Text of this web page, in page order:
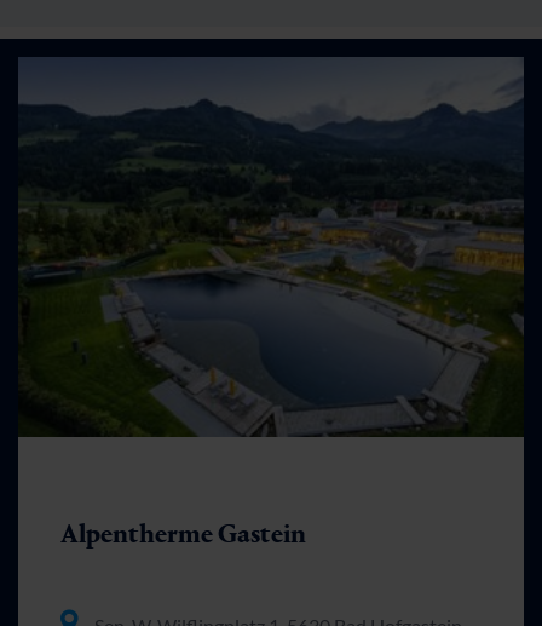
Alpentherme Gastein